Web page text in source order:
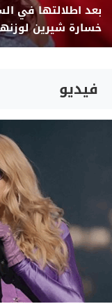
بعد اطلالتها في
خسارة شيرين
فيديو